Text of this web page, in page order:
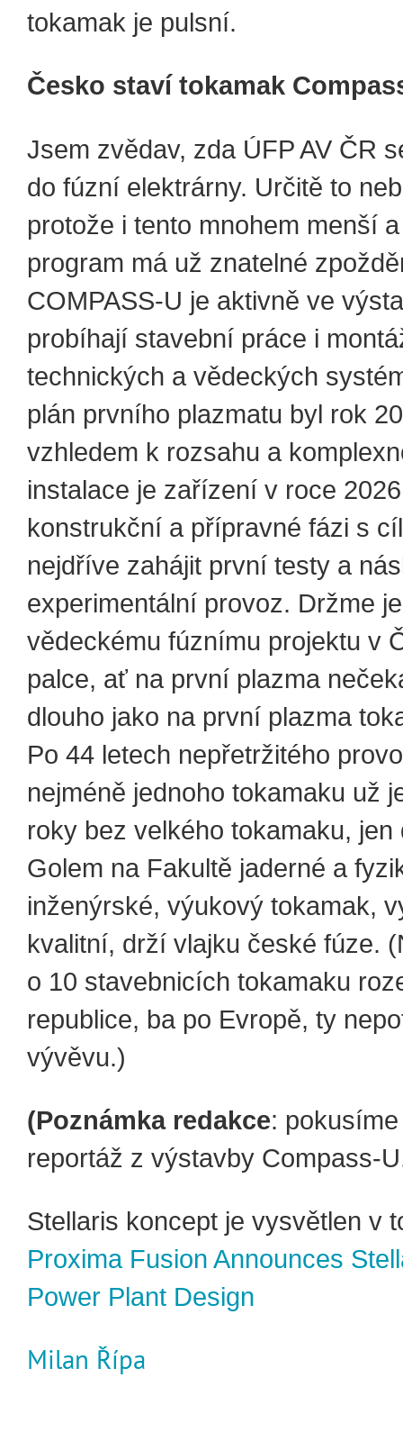
tokamak je pulsní.
Česko staví tokamak
Jsem zvědav, zda ÚFP AV ČR
do fúzní elektrárny. Určitě to
protože i tento mnohem menší
program má už znatelné
COMPASS-U je aktivně ve
probíhají stavební práce i
technických a vědeckých
plán prvního plazmatu byl rok
vzhledem k rozsahu a
instalace je zařízení v roce
konstrukční a přípravné fázi s
nejdříve zahájit první testy a
experimentální provoz. Držme
vědeckému fúznímu projektu v
palce, ať na první plazma
dlouho jako na první plazma
Po 44 letech nepřetržitého
nejméně jednoho tokamaku už
roky bez velkého tokamaku, jen
Golem na Fakultě jaderné a
inženýrské, výukový tokamak,
kvalitní, drží vlajku české fúze.
o 10 stavebnicích tokamaku
republice, ba po Evropě, ty
vývěvu.)
(Poznámka redakce:
reportáž z výstavby Compass-
Stellaris koncept je vysvětlen v
Proxima Fusion Announces
Power Plant Design
Milan Řípa